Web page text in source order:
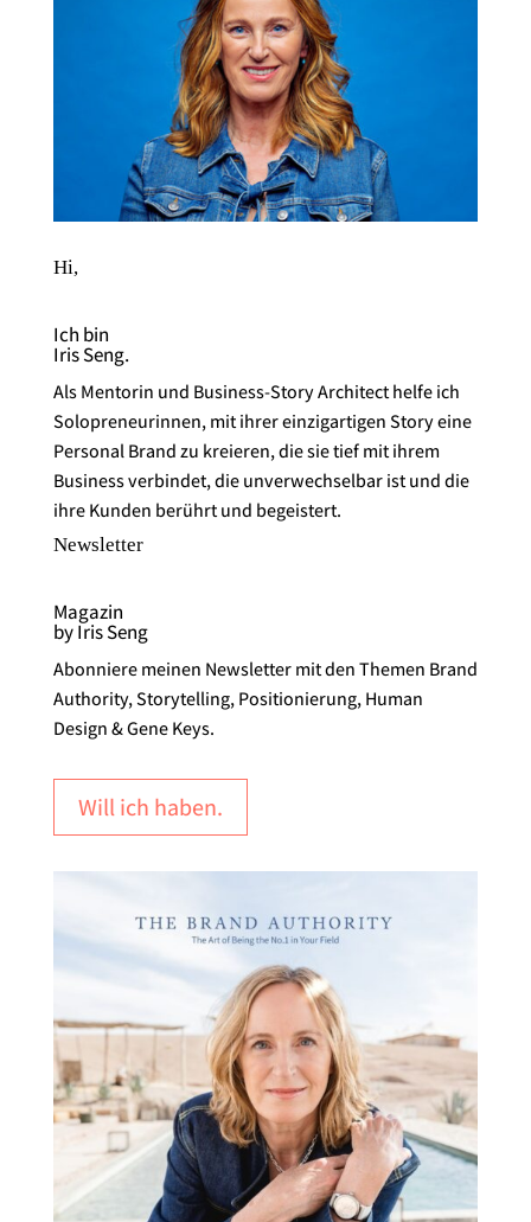
Hi,
Ich bin
Iris Seng.
Als Mentorin und Business-Story Architect helfe ich
Solopreneurinnen, mit ihrer einzigartigen Story eine
Personal Brand zu kreieren, die sie tief mit ihrem
Business verbindet, die unverwechselbar ist und die
ihre Kunden berührt und begeistert.
Newsletter
Magazin
by Iris Seng
Abonniere meinen Newsletter mit den Themen Brand
Authority, Storytelling, Positionierung, Human
Design & Gene Keys.
Will ich haben.